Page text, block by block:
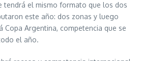
tendrá el mismo formato que los dos
este año: dos zonas y luego
Copa Argentina, competencia que se
el año.